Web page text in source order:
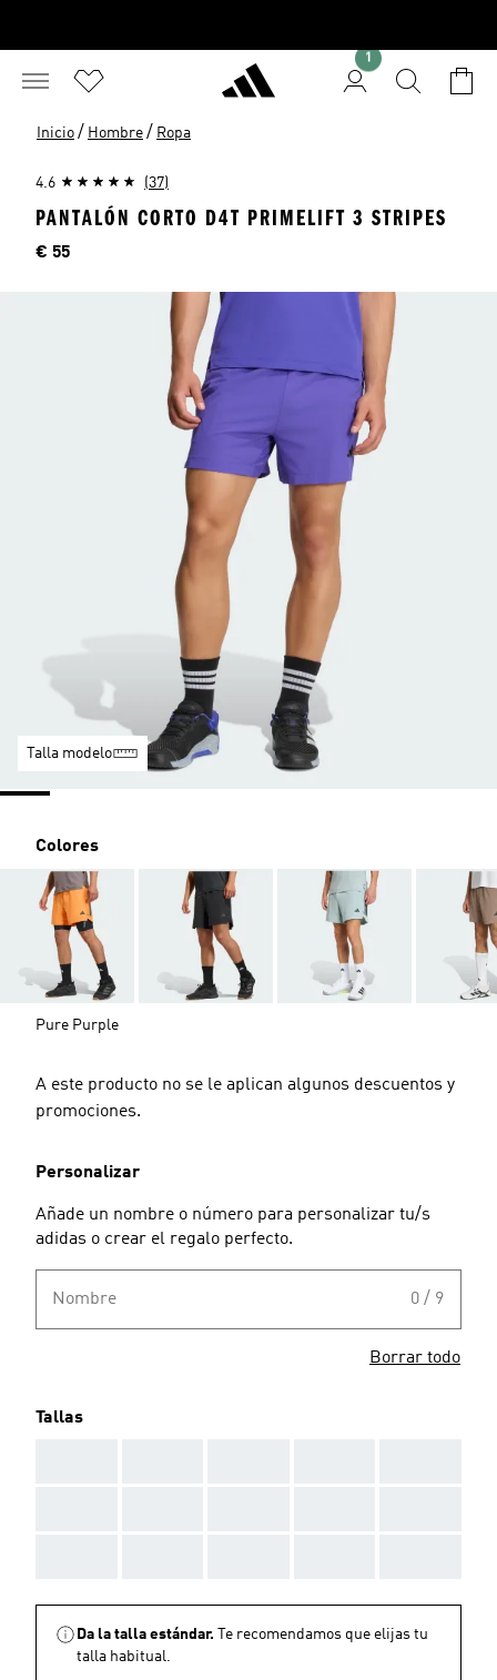
1
Inicio / Hombre / Ropa
4.6 (37)
PANTALÓN CORTO D4T PRIMELIFT 3 STRIPES
Precio
€ 55
Talla modelo
Colores
Pure Purple
A este producto no se le aplican algunos descuentos y
promociones.
Personalizar
Añade un nombre o número para personalizar tu/s
adidas o crear el regalo perfecto.
Nombre 0 / 9
Borrar todo
Tallas
Da la talla estándar.
Te recomendamos que elijas tu
talla habitual.